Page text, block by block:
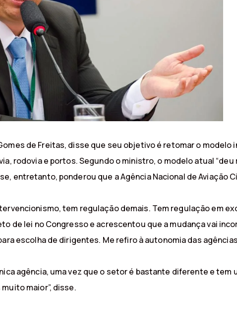
de Freitas, disse que seu objetivo é retomar o modelo
rodovia e portos. Segundo o ministro, o modelo atual “deu
entretanto, ponderou que a Agência Nacional de Aviação
tem regulação demais. Tem regulação em
de lei no Congresso e acrescentou que a mudança vai
escolha de dirigentes. Me refiro à autonomia das
agência, uma vez que o setor é bastante diferente e
maior”, disse.